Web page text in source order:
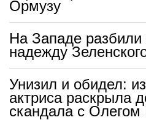
Ормузу
На Западе разбили
надежду
Унизил и обидел:
актриса раскрыла
скандала с